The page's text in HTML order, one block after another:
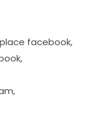
facebook,